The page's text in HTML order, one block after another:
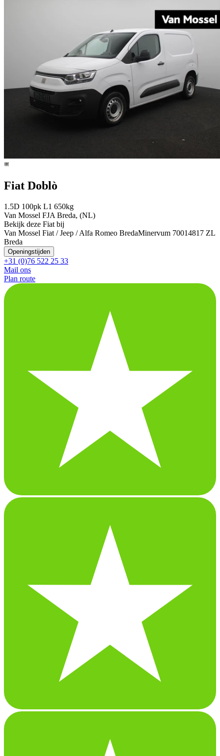
Fiat Doblò
1.5D 100pk L1 650kg
Van Mossel FJA Breda, (NL)
Bekijk deze Fiat bij
Van Mossel Fiat / Jeep / Alfa Romeo BredaMinervum 70014817 ZL
Breda
Openingstijden
+31 (0)76 522 25 33
Mail ons
Plan route